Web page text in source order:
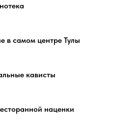
в самом центре Тулы
кависты
наценки